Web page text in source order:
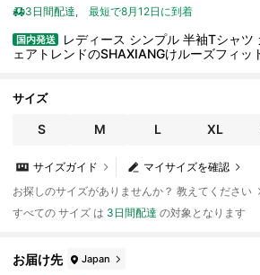
3日間配達 最短で8月12日に到着
国内発送
レディース シンプル 半袖Tシャツ
ェアトレンドのSHAXIANGけルーズフィッ
サイズ
S M L XL
マイサイズを確認
サイズガイド
お探しのサイズがありませんか？ 教えてください
すべての サイズ は 3日間配達 の対象となります
お届け先 Japan